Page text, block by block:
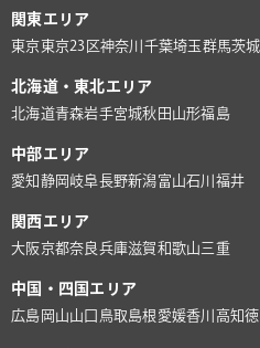
関東エリア
東京 東京23区神奈川 千葉埼玉群馬茨城
北海道・東北エリア
北海道青森岩手宮城秋田 山形福島
中部エリア
愛知 静岡 岐阜長野新潟富山石川 福井
関西エリア
大阪京都奈良兵庫滋賀和歌山 三重
中国・四国エリア
広島 岡山山口 鳥取島根 愛媛香川 高知